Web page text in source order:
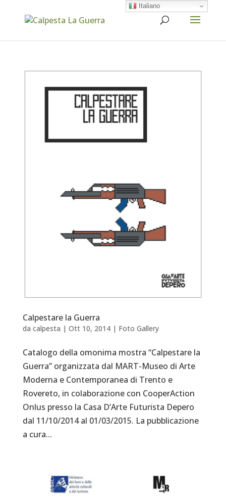
Calpestare la Guerra
da calpesta | Ott 10, 2014| Foto Gallery
Catalogo della omonima mostra “Calpestare la
Guerra” organizzata dal MART-Museo di Arte
Moderna e Contemporanea di Trento e
Rovereto, in colaborazione con CooperAction
Onlus presso la Casa D’Arte Futurista Depero
dal 11/10/2014 al 01/03/2015. La pubblicazione
a cura...
Italiano